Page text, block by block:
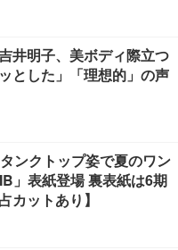
井明子、美ボディ際立つ
とした」「理想的」の声
ンクトップ姿で夏のワン
」表紙登場 裏表紙は6期
カットあり】